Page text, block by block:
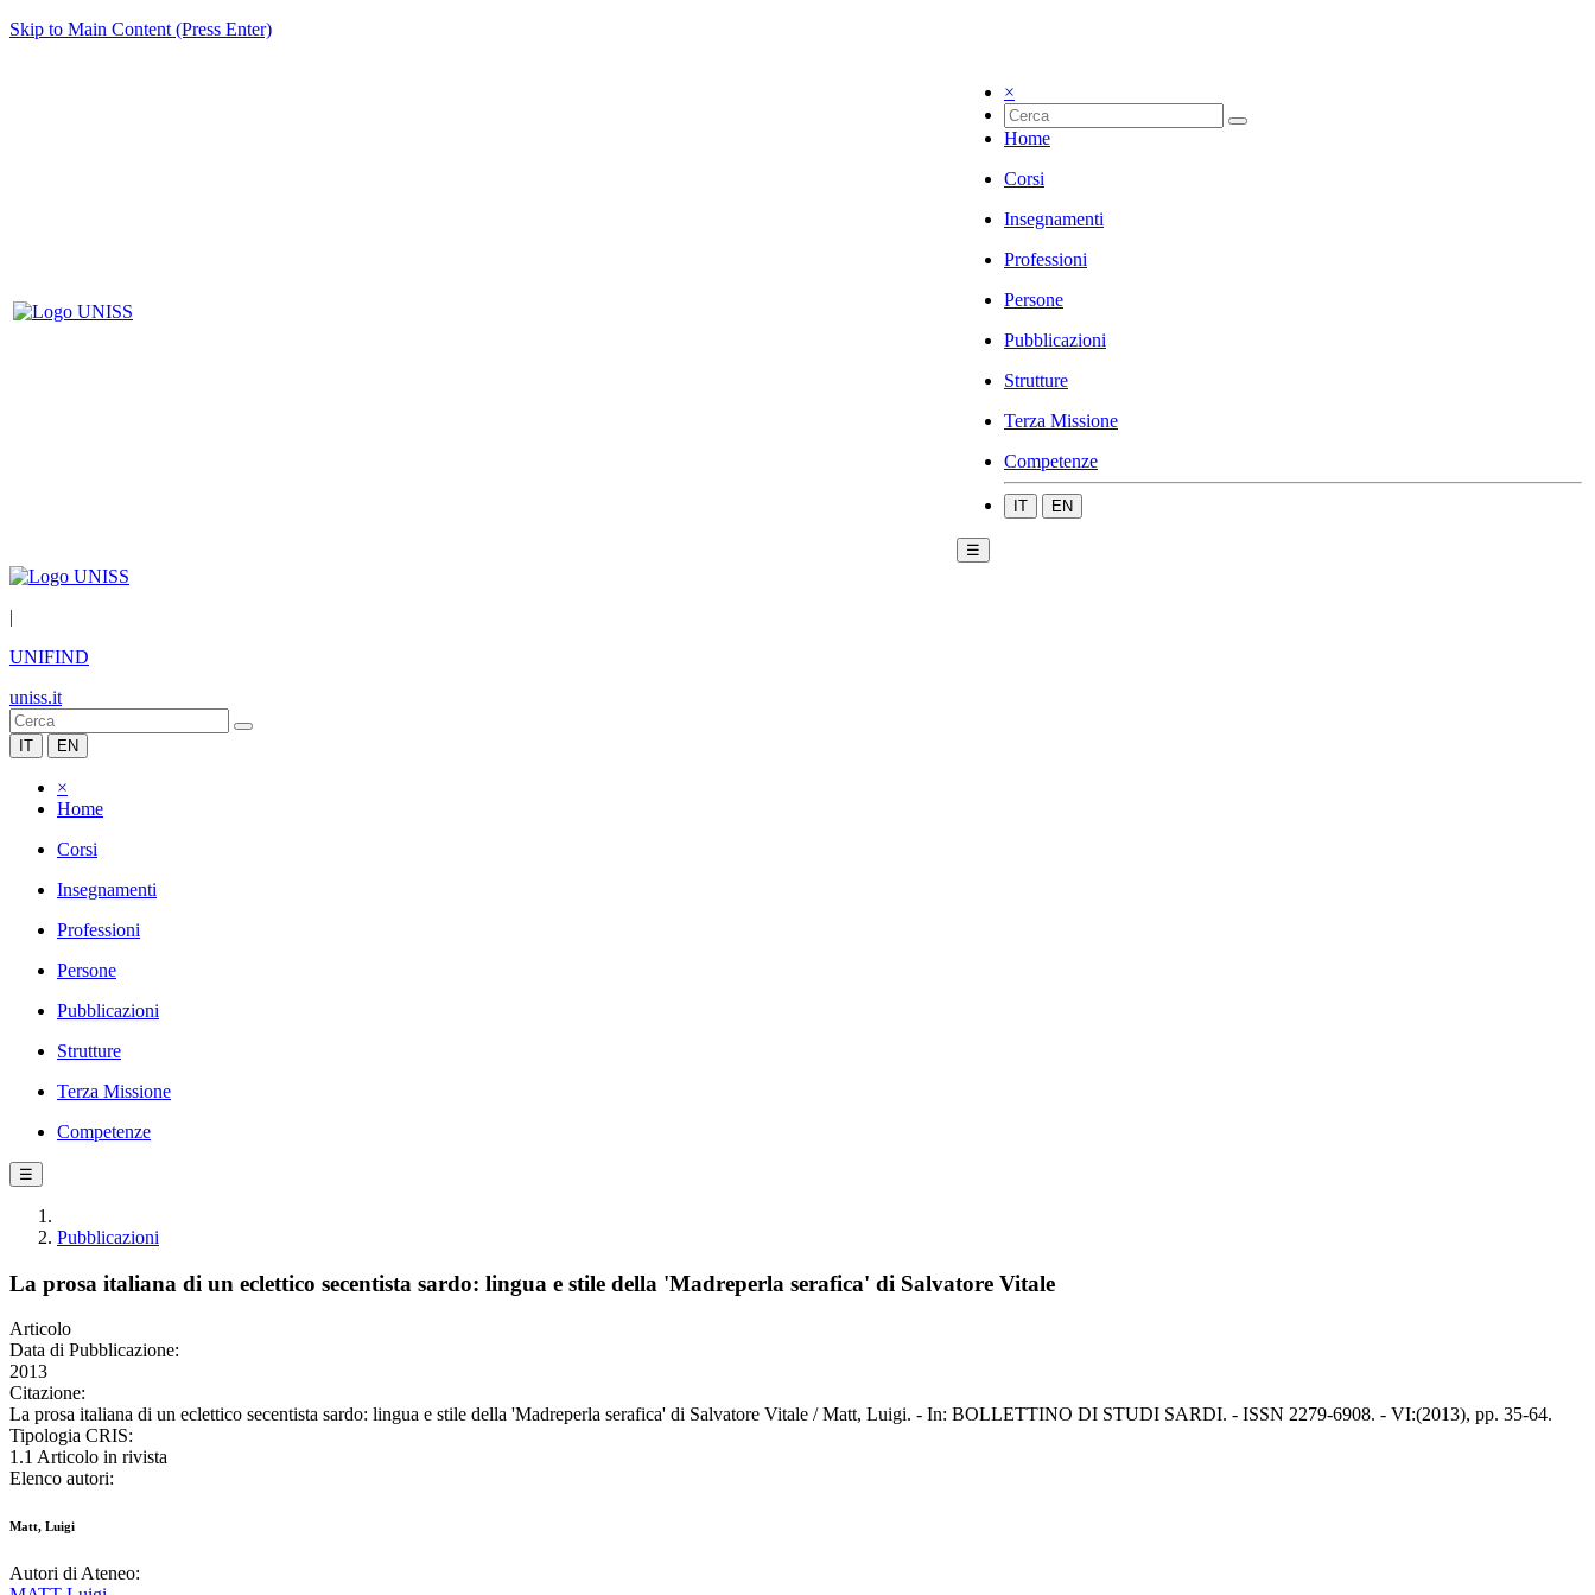
Skip to Main Content (Press Enter)
×
Home
Corsi
Insegnamenti
Professioni
Persone
Pubblicazioni
Strutture
Terza Missione
Competenze
IT EN
☰
|
UNIFIND
uniss.it
IT EN
×
Home
Corsi
Insegnamenti
Professioni
Persone
Pubblicazioni
Strutture
Terza Missione
Competenze
☰
Pubblicazioni
La prosa italiana di un eclettico secentista sardo: lingua e stile della 'Madreperla serafica' di Salvatore Vitale
Articolo
Data di Pubblicazione:
2013
Citazione:
La prosa italiana di un eclettico secentista sardo: lingua e stile della 'Madreperla serafica' di Salvatore Vitale / Matt, Luigi. - In: BOLLETTINO DI STUDI SARDI. - ISSN 2279-6908. - VI:(2013), pp. 35-64.
Tipologia CRIS:
1.1 Articolo in rivista
Elenco autori:
Matt, Luigi
Autori di Ateneo: